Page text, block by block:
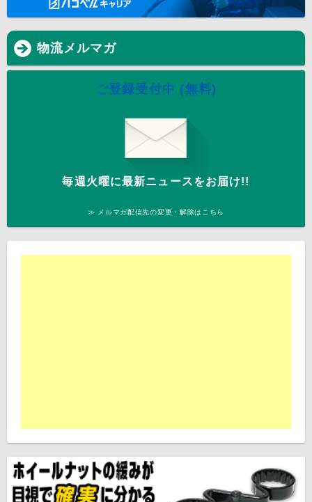
物流メルマガ
ご登録受付中 (無料)
毎週火曜に最新ニュースをお届け!!
≫ メルマガ配信先の変更・解除はこちら